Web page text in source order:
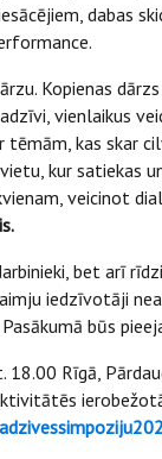
dabas
Kopienas
vienlaikus
kas skar
kur satiekas
veicinot
bet arī
iedzīvotāji
būs
Rīgā,